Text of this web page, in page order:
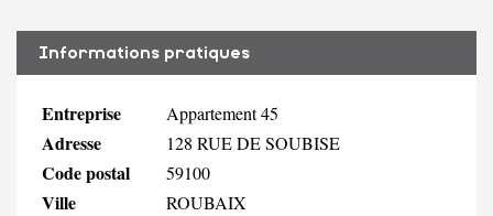
Informations pratiques
Entreprise Appartement 45
Adresse 128 RUE DE SOUBISE
Code postal 59100
Ville ROUBAIX